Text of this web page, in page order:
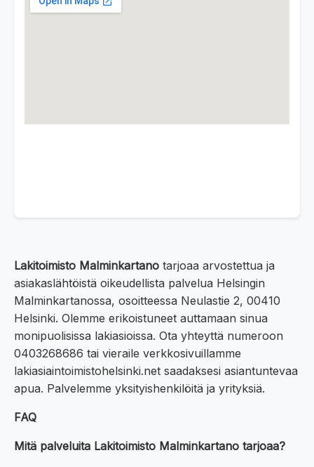
Lakitoimisto Malminkartano tarjoaa arvostettua ja
asiakaslähtöistä oikeudellista palvelua Helsingin
Malminkartanossa, osoitteessa Neulastie 2, 00410
Helsinki. Olemme erikoistuneet auttamaan sinua
monipuolisissa lakiasioissa. Ota yhteyttä numeroon
0403268686 tai vieraile verkkosivuillamme
lakiasiaintoimistohelsinki.net saadaksesi asiantuntevaa
apua. Palvelemme yksityishenkilöitä ja yrityksiä.
FAQ
Mitä palveluita Lakitoimisto Malminkartano tarjoaa?